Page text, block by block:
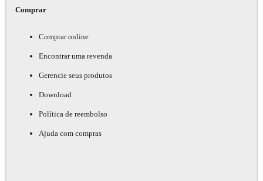
Comprar
Comprar online
Encontrar uma revenda
Gerencie seus produtos
Download
Política de reembolso
Ajuda com compras